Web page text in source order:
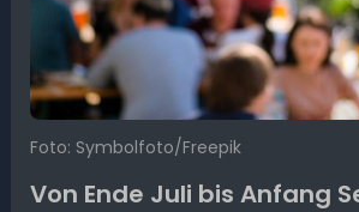
Foto: Symbolfoto/Freepik
Von Ende Juli bis Anfang